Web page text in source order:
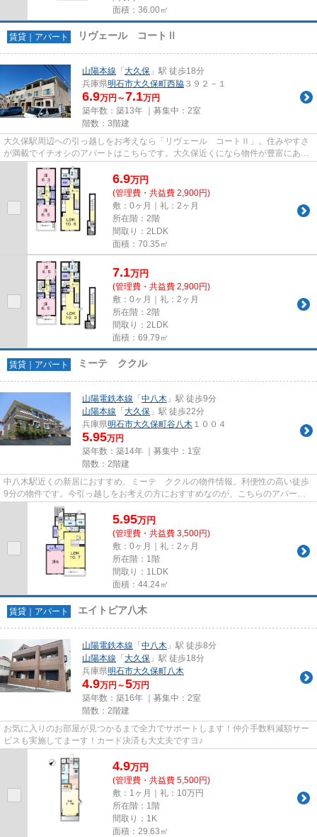
面積：36.00㎡
賃貸｜アパート リヴェール コートⅡ
山陽本線 「 大久保 」駅 徒歩18分
兵庫県明石市大久保町西脇 ３９２－１
6.9万円～7.1万円
築年数：築13年 ｜募集中： 2室
階数：3階建
大久保駅周辺への引っ越しをお考えなら「リヴェール コートⅡ」。住みやすさ
が満載でイチオシのアパートはこちらです。大久保近くになら物件が豊富にあり
ます。079-497-5615からベスト...
6.9万円
(管理費・共益費 2,900円)
敷：0ヶ月｜礼：2ヶ月
所在階：2階
間取り：2LDK
面積：70.35㎡
7.1万円
(管理費・共益費 2,900円)
敷：0ヶ月｜礼：2ヶ月
所在階：2階
間取り：2LDK
面積：69.79㎡
賃貸｜アパート ミーテ ククル
山陽電鉄本線 「 中八木 」駅 徒歩9分
山陽本線 「 大久保 」駅 徒歩22分
兵庫県明石市大久保町谷八木 １００４
5.95万円
築年数：築14年 ｜募集中： 1室
階数：2階建
中八木駅近くの新居におすすめ、ミーテ ククルの物件情報。利便性の高い徒歩
9分の物件です。今引っ越しをお考えの方におすすめなのが、こちらのアパート
です。明石市エリアや中八木付...
5.95万円
(管理費・共益費 3,500円)
敷：0ヶ月｜礼：2ヶ月
所在階：1階
間取り：1LDK
面積：44.24㎡
賃貸｜アパート エイトピア八木
山陽電鉄本線 「 中八木 」駅 徒歩8分
山陽本線 「 大久保 」駅 徒歩18分
兵庫県明石市大久保町八木
4.9万円～5万円
築年数：築16年 ｜募集中： 2室
階数：2階建
お気に入りのお部屋が見つかるまで全力でサポートします！仲介手数料減額サー
ビスも実施してまーす！カード決済も大丈夫ですヨ♪
4.9万円
(管理費・共益費 5,500円)
敷：1ヶ月｜礼：10万円
所在階：1階
間取り：1K
面積：29.63㎡